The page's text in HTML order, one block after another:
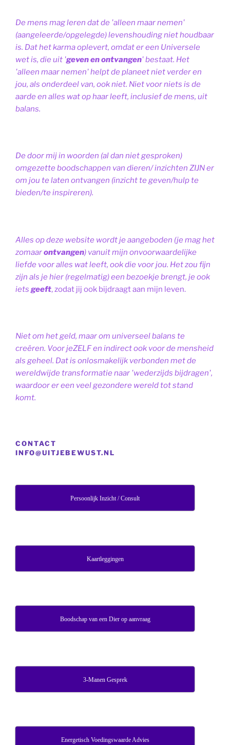
De mens mag leren dat de 'alleen maar nemen'
(aangeleerde/opgelegde) levenshouding niet houdbaar
is. Dat het karma oplevert, omdat er een Universele
wet is, die uit 'geven en ontvangen' bestaat. Het
'alleen maar nemen' helpt de planeet niet verder en
jou, als onderdeel van, ook niet. Niet voor niets is de
aarde en alles wat op haar leeft, inclusief de mens, uit
balans.
De door mij in woorden (al dan niet gesproken)
omgezette boodschappen van dieren/ inzichten ZIJN er
om jou te laten ontvangen (inzicht te geven/hulp te
bieden/te inspireren).
Alles op deze website wordt je aangeboden (je mag het
zomaarontvangen) vanuit mijn onvoorwaardelijke
liefde voor alles wat leeft, ook die voor jou. Het zou fijn
zijn als je hier (regelmatig) een bezoekje brengt, je ook
iets geeft, zodat jij ook bijdraagt aan mijn leven.
Niet om het geld, maar om universeel balans te
creëren. Voor jeZELF en indirect ook voor de mensheid
als geheel. Dat is onlosmakelijk verbonden met de
wereldwijde transformatie naar 'wederzijds bijdragen',
waardoor er een veel gezondere wereld tot stand
komt.
CONTACT
INFO@UITJEBEWUST.NL
Persoonlijk Inzicht / Consult
Kaartleggingen
Boodschap van een Dier op aanvraag
3-Manen Gesprek
Energetisch Voedingswaarde Advies